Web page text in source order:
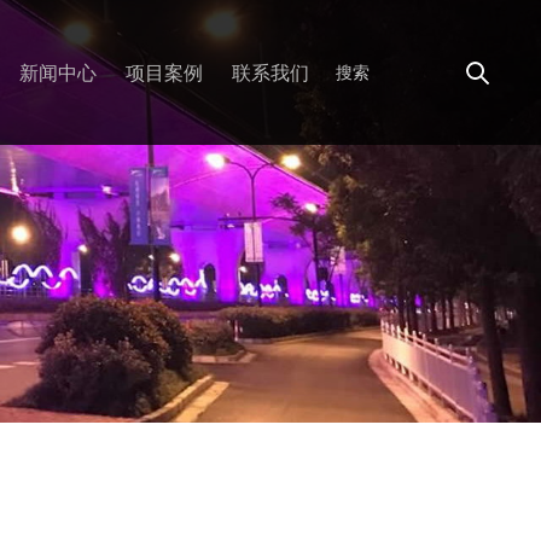
新闻中心 项目案例 联系我们